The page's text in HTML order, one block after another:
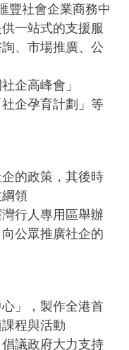
豐社會企業商務中
一站式的支援服
、市場推廣、公
企高峰會」
企孕育計劃」等
的政策，其後時
領
行人專用區舉辦
公眾推廣社企的
」，製作全港首
程與活動
議政府大力支持